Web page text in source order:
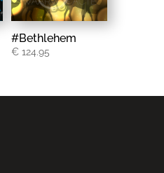
#Bethlehem
€124.95